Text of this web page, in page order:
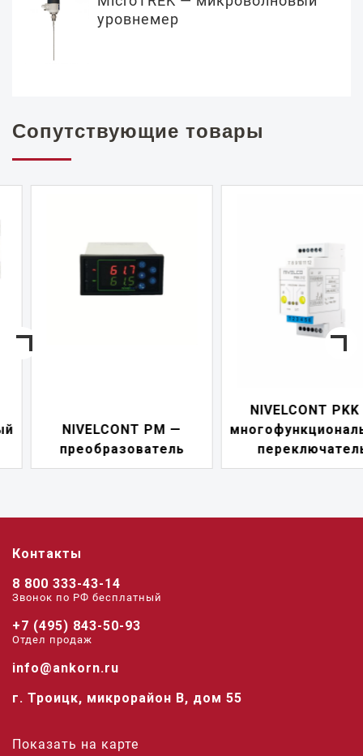
уровнемер
Сопутствующие товары
NIVELCONT PM —
преобразователь
NIVELCONT PKK —
переключатель
Контакты
8 800 333-43-14
Звонок по РФ беcплатный
+7 (495) 843-50-93
Отдел продаж
info@ankorn.ru
г. Троицк, микрорайон В, дом 55
Показать на карте